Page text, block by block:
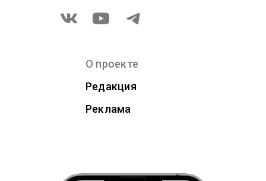
О проекте
Редакция
Реклама